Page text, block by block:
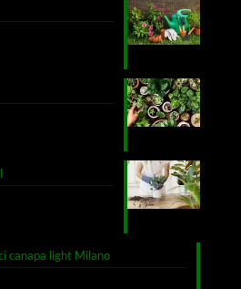
canapa light Milano